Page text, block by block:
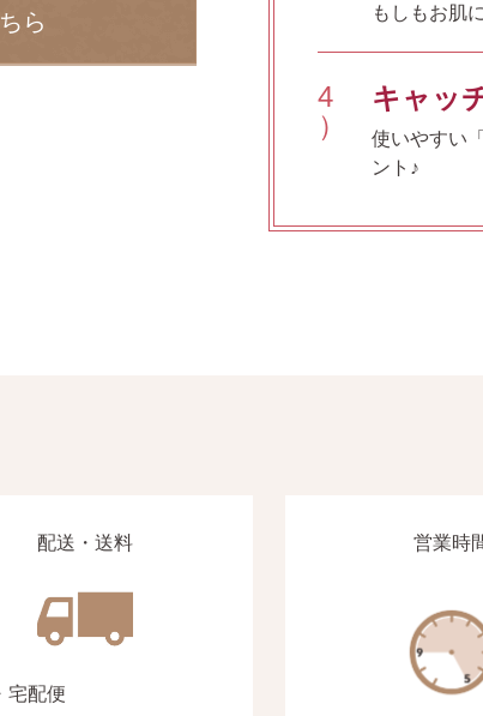
ら
もしもお肌
4
）
キャッ
使いやすい
ント♪
配送・送料
宅配便
営業時